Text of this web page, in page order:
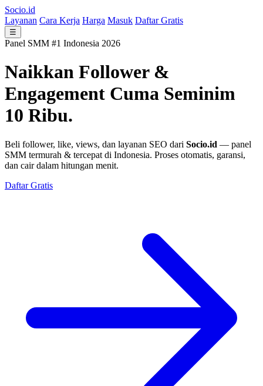
Socio.id
Layanan Cara Kerja Harga Masuk Daftar Gratis
☰
Panel SMM #1 Indonesia 2026
Naikkan Follower &
Engagement Cuma Seminim
10 Ribu.
Beli follower, like, views, dan layanan SEO dari Socio.id — panel
SMM termurah & tercepat di Indonesia. Proses otomatis, garansi,
dan cair dalam hitungan menit.
Daftar Gratis